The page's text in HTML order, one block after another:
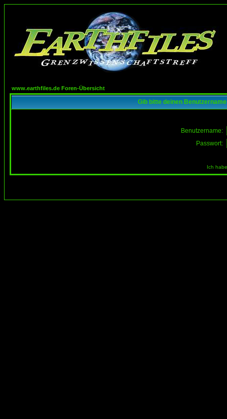
www.earthfiles.de Foren-Übersicht
Gib bitte deinen
Benutzername:
Passwort:
Ich